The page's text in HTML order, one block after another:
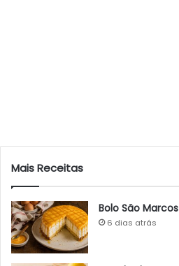
Mais Receitas
Bolo São Marcos
6 dias atrás